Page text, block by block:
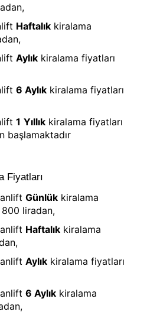
Haftalıkkiralama
Aylıkkiralama fiyatları
6 Aylıkkiralama fiyatları
1 Yıllıkkiralama fiyatları
başlamaktadır
Fiyatları
Günlükkiralama
liradan,
Haftalıkkiralama
Aylıkkiralama fiyatları
6 Aylıkkiralama